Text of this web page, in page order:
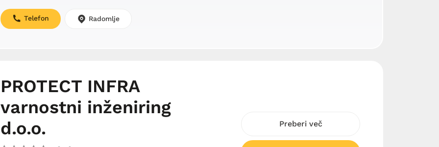
Telefon Radomlje
PROTECT INFRA
varnostni inženiring
d.o.o.
Preberi več